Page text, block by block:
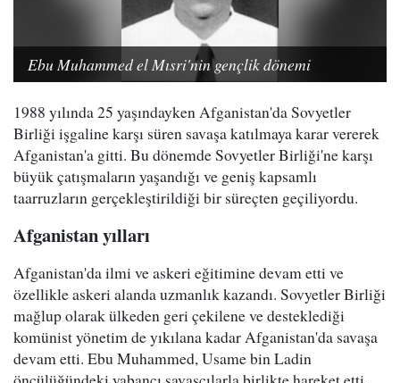
Ebu Muhammed el Mısri'nin gençlik dönemi
1988 yılında 25 yaşındayken Afganistan'da Sovyetler
Birliği işgaline karşı süren savaşa katılmaya karar vererek
Afganistan'a gitti. Bu dönemde Sovyetler Birliği'ne karşı
büyük çatışmaların yaşandığı ve geniş kapsamlı
taarruzların gerçekleştirildiği bir süreçten geçiliyordu.
Afganistan yılları
Afganistan'da ilmi ve askeri eğitimine devam etti ve
özellikle askeri alanda uzmanlık kazandı. Sovyetler Birliği
mağlup olarak ülkeden geri çekilene ve desteklediği
komünist yönetim de yıkılana kadar Afganistan'da savaşa
devam etti. Ebu Muhammed, Usame bin Ladin